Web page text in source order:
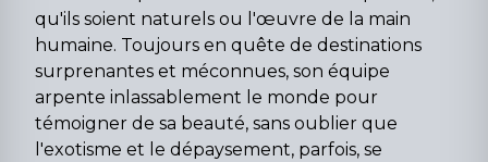
qu'ils soient naturels ou l'œuvre de la main
humaine. Toujours en quête de destinations
surprenantes et méconnues, son équipe
arpente inlassablement le monde pour
témoigner de sa beauté, sans oublier que
l'exotisme et le dépaysement, parfois, se